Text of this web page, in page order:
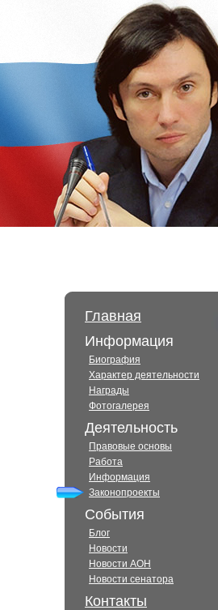
Главная
Информация
Биография
Характер деятельности
Награды
Фотогалерея
Деятельность
Правовые основы
Работа
Информация
Законопроекты
События
Блог
Новости
Новости АОН
Новости сенатора
Контакты